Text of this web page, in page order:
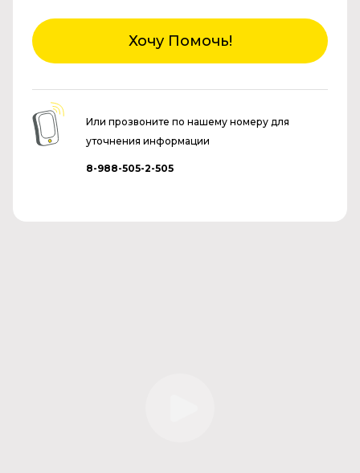
Хочу Помочь!
Или прозвоните по нашему номеру для
уточнения информации
8-988-505-2-505